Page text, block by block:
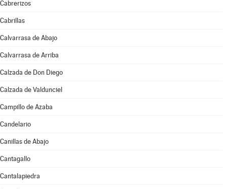
Cabrerizos
Cabrillas
Calvarrasa de Abajo
Calvarrasa de Arriba
Calzada de Don Diego
Calzada de Valdunciel
Campillo de Azaba
Candelario
Canillas de Abajo
Cantagallo
Cantalapiedra